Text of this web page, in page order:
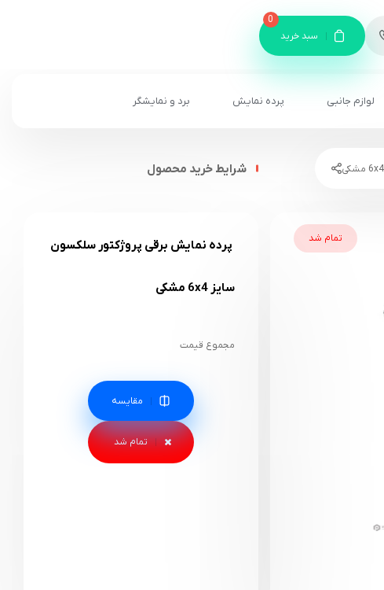
سبد خرید
0
لوازم جانبی پرده نمایش برد و نمایشگر
تمام شد
شرایط خرید محصول
پرده نمایش برقی پروژکتور سلکسون
سایز 6x4 مشکی
مجموع قیمت
مقایسه